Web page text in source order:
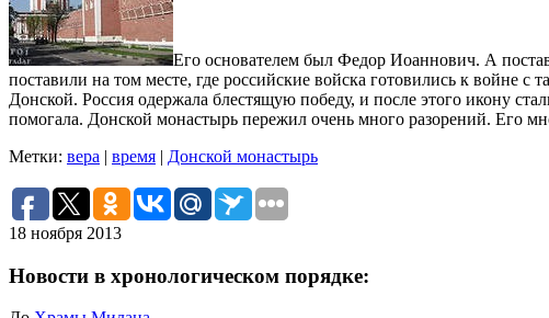
Его основателем был Федор Иоаннович. А
поставили на том месте, где российские войска готовились к войне с
Донской. Россия одержала блестящую победу, и после этого икону
помогала. Донской монастырь пережил очень много разорений. Его
Метки: вера | время | Донской монастырь
18 ноября 2013
Новости в хронологическом порядке: